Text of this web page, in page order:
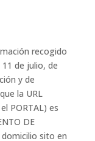
recogido
de julio, de
y de
la URL
PORTAL) es
DE
domicilio sito en